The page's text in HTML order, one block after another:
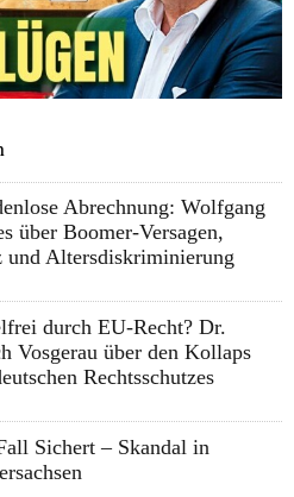
Abrechnung: Wolfgang
über Boomer-Versagen,
und Altersdiskriminierung
durch EU-Recht? Dr.
Vosgerau über den Kollaps
Rechtsschutzes
Sichert – Skandal in